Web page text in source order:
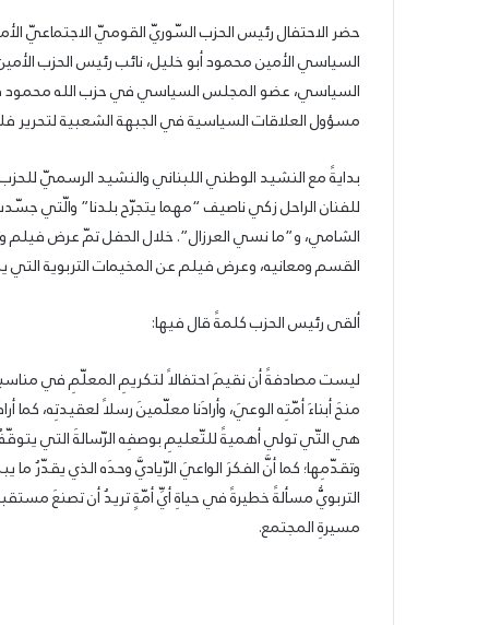
حضر الاحتفال رئيس الحزب السّوريّ القوميّ الاجتماعيّ
السياسي الأمين محمود أبو خليل، نائب رئيس الحزب
السياسي، عضو المجلس السياسي في حزب الله محمود
مسؤول العلاقات السياسية في الجبهة الشعبية لتحرير
بدايةً مع النشيد الوطني اللبناني والنشيد الرسميّ
للفنان الراحل زكي ناصيف “مهما يتجرّح بلدنا” والّتي
الشامي، و”ما نسي العرزال”. خلال الحفل تمّ عرض
القسم ومعانيه، وعرض فيلم عن المخيمات التربوية التي
ألقى رئيس الحزب كلمةً قال فيها:
ليست مصادفةً أن نقيمَ احتفالاً لتكريمِ المعلّمِ في
منحَ أبناءَ أمّتِه الوعيَ، وأرادَنا معلّمينَ رسلاً لعقيدتِه،
هي التّي تولي أهميةً للتّعليمِ بوصفِه الرّسالةَ التي
وتقدّمِها؛ كما أنَّ الفكرَ الواعيَ الرّياديَّ وحدَه الذي يقدّرُ
التربويُّ مسألةً خطيرةً في حياةِ أيِّ أمّةٍ تريدُ أن تصنعَ
مسيرةِ المجتمع.
25/06/2026
الشيوعي والقومي: للتغيير والتحرير